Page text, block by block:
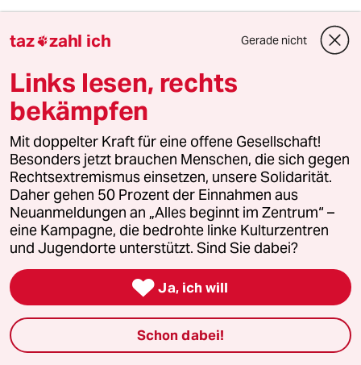
meistkommentiert
1 Krise der Demokratie
AfD-Wählen als Triebabfuhr
2 Nein zum Zivildienst
Hinterlistiger Schritt der
Bundesregierung
3 Bundeszentrale für politische Bildung
Zurück zu den antikommunistischen
Wurzeln
taz zahl ich Gerade nicht
Links lesen, rechts
bekämpfen
Mit doppelter Kraft für eine offene Gesellschaft!
Besonders jetzt brauchen Menschen, die sich gegen
Rechtsextremismus einsetzen, unsere Solidarität.
Daher gehen 50 Prozent der Einnahmen aus
Neuanmeldungen an „Alles beginnt im Zentrum“ –
eine Kampagne, die bedrohte linke Kulturzentren
und Jugendorte unterstützt. Sind Sie dabei?
 Ja, ich will
Schon dabei!